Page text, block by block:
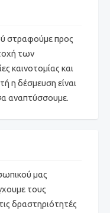
στραφούμε προς
των
καινοτομίας και
η δέσμευση είναι
αναπτύσσουμε.
μας
τους
δραστηριότητές